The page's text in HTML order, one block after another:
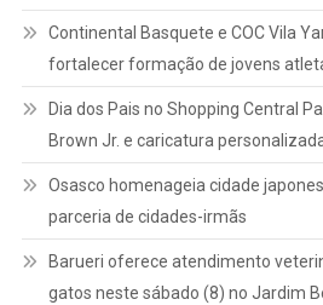
Continental Basquete e COC Vila
fortalecer formação de jovens
Dia dos Pais no Shopping Central
Brown Jr. e caricatura
Osasco homenageia cidade
parceria de cidades-irmãs
Barueri oferece atendimento
gatos neste sábado (8) no Jardim